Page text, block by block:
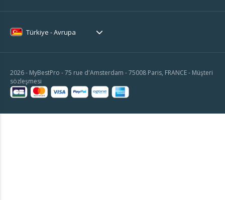
Türkiye - Avrupa
2026 - MyBestPro - 75 rue d'Amsterdam - 75008 Paris, FRANCE - Müşteri
sözleşmesi